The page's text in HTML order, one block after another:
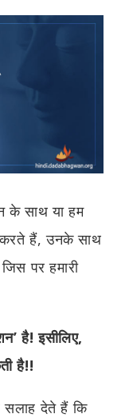
के साथ या हम
करते हैं, उनके साथ
पर हमारी
है! इसीलिए,
है!!
सलाह देते हैं कि